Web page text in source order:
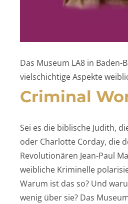
Das Museum LA8 in Baden-
vielschichtige Aspekte
Criminal
Sei es die biblische Judith,
oder Charlotte Corday, die
Revolutionären Jean-Paul
weibliche Kriminelle
Warum ist das so? Und
wenig über sie? Das